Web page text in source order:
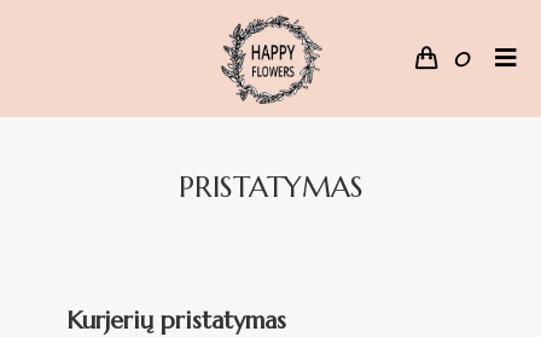
0
PRISTATYMAS
Kurjerių pristatymas